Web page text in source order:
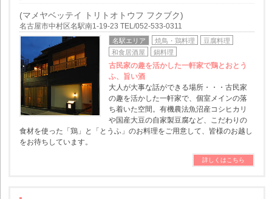
(マメヤベッテイ トリトオトウフ フクブク)
名古屋市中村区名駅南1-19-23 TEL/052-533-0311
名駅エリア 焼鳥・鶏料理
豆腐料理
和食居酒屋
鍋料理
古民家の趣を活かした一軒家で鶏とおとう
ふ、旨い酒
大人が大事な話ができる場所・・・古民家
の趣を活かした一軒家で、個室メインの落
ち着いた空間。有機農法魚沼産コシヒカリ
や国産大豆の自家製豆腐など、こだわりの
食材を使った「鶏」と「とうふ」のお料理をご用意して、皆様のお越し
をお待ちしています。
詳しくはこちら